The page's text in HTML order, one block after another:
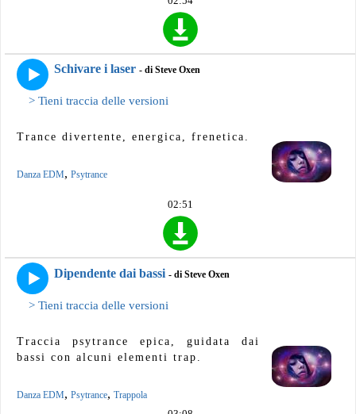
Schivare i laser - di Steve Oxen
> Tieni traccia delle versioni
Trance divertente, energica, frenetica.
Danza EDM, Psytrance
02:51
Dipendente dai bassi - di Steve Oxen
> Tieni traccia delle versioni
Traccia psytrance epica, guidata dai
bassi con alcuni elementi trap.
Danza EDM, Psytrance, Trappola